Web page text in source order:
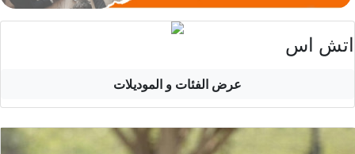
اتش اس
عرض الفئات و الموديلات